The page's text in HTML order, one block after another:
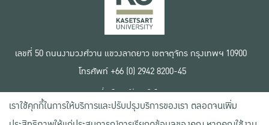
เลขที่ 50 ถนนงามวงศ์วาน แขวงลาดยาว เขตจตุจักร กรุงเทพฯ 10900
โทรศัพท์ +66 (0) 2942 8200-45
เงื่อนไขการใช้งานเว็บไซต์
ข้อตกลงด้านสิทธิ์ใช้งาน
นโยบายความเป็นส่วนตัว
เราใช้คุกกี้ในการให้บริการและปรับปรุงบริการของเรา ตลอดจนเพิ่ม